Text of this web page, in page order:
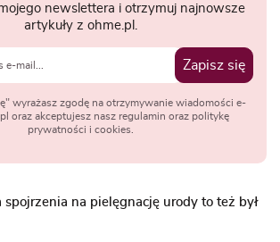
newslettera i otrzymuj najnowsze
artykuły z ohme.pl.
Zapisz się
wyrażasz zgodę na otrzymywanie wiadomości e-
oraz akceptujesz nasz regulamin oraz politykę
prywatności i cookies.
spojrzenia na pielęgnację urody to też był